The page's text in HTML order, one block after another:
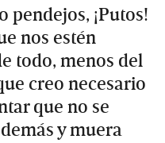
pendejos, ¡Putos!
nos estén
todo, menos del
creo necesario
que no se
y muera